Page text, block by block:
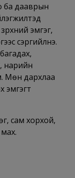
ба дааврын
зүрхний эмгэг,
сэргийлнэ.
нарийн
Мөн дархлаа
эмгэгт
сам хорхой,
мах.